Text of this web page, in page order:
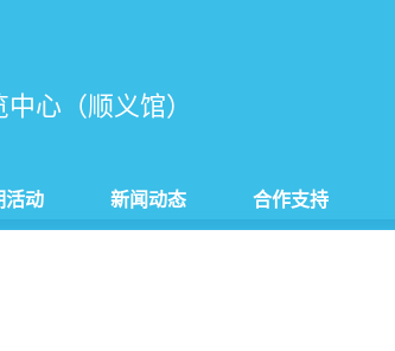
心（顺义馆）
活动 新闻动态 合作支持